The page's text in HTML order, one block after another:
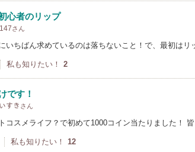
心者のリップ
さん
いちばん求めているのは落ちないこと！で、最初は
私も知りたい！ 2
です！
すき さん
コスメライフ？で初めて1000コイン当たりました！
私も知りたい！ 12